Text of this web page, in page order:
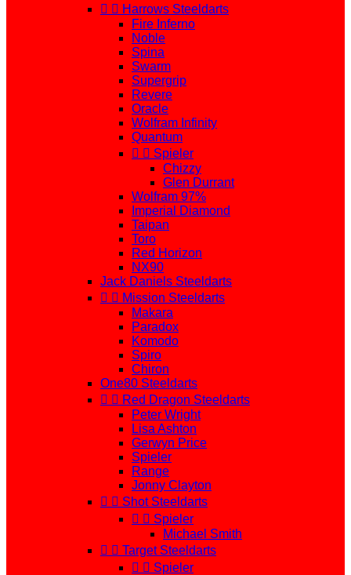
  Harrows Steeldarts
Fire Inferno
Noble
Spina
Swarm
Supergrip
Revere
Oracle
Wolfram Infinity
Quantum
  Spieler
Chizzy
Glen Durrant
Wolfram 97%
Imperial Diamond
Taipan
Toro
Red Horizon
NX90
Jack Daniels Steeldarts
  Mission Steeldarts
Makara
Paradox
Komodo
Spiro
Chiron
One80 Steeldarts
  Red Dragon Steeldarts
Peter Wright
Lisa Ashton
Gerwyn Price
Spieler
Range
Jonny Clayton
  Shot Steeldarts
  Spieler
Michael Smith
  Target Steeldarts
  Spieler